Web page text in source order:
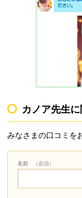
カノア先生
みなさまの口コミを
名前 （必須）